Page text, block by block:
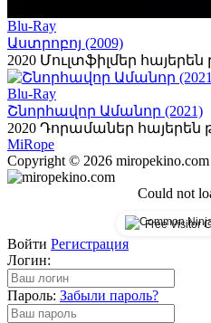
Blu-Ray
Աստրոբոյ (2009)
2020 Մուլտֆիլմեր
Blu-Ray
Շնորհավոր Ամանոր (2021)
2020 Դորամաներ հայերեն
MiRope
Copyright © 2026 miropekino.com
Could not
Free Visitor
Войти Регистрация
Логин:
Пароль: Забыли пароль?